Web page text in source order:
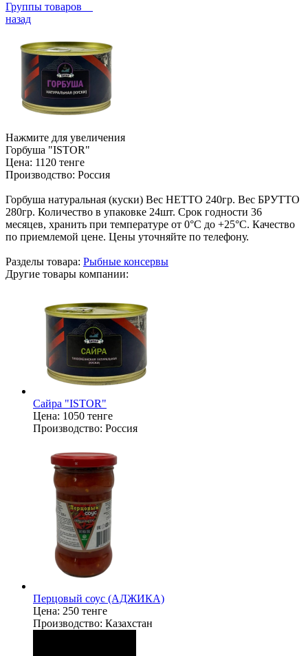
Группы товаров
назад
Нажмите для увеличения
Горбуша "ISTOR"
Цена: 1120 тенге
Производство: Россия
Горбуша натуральная (куски) Вес НЕТТО 240гр. Вес БРУТТО
280гр. Количество в упаковке 24шт. Срок годности 36
месяцев, хранить при температуре от 0°С до +25°С. Качество
по приемлемой цене. Цены уточняйте по телефону.
Разделы товара: Рыбные консервы
Другие товары компании:
Сайра "ISTOR"
Цена: 1050 тенге
Производство: Россия
Перцовый соус (АДЖИКА)
Цена: 250 тенге
Производство: Казахстан